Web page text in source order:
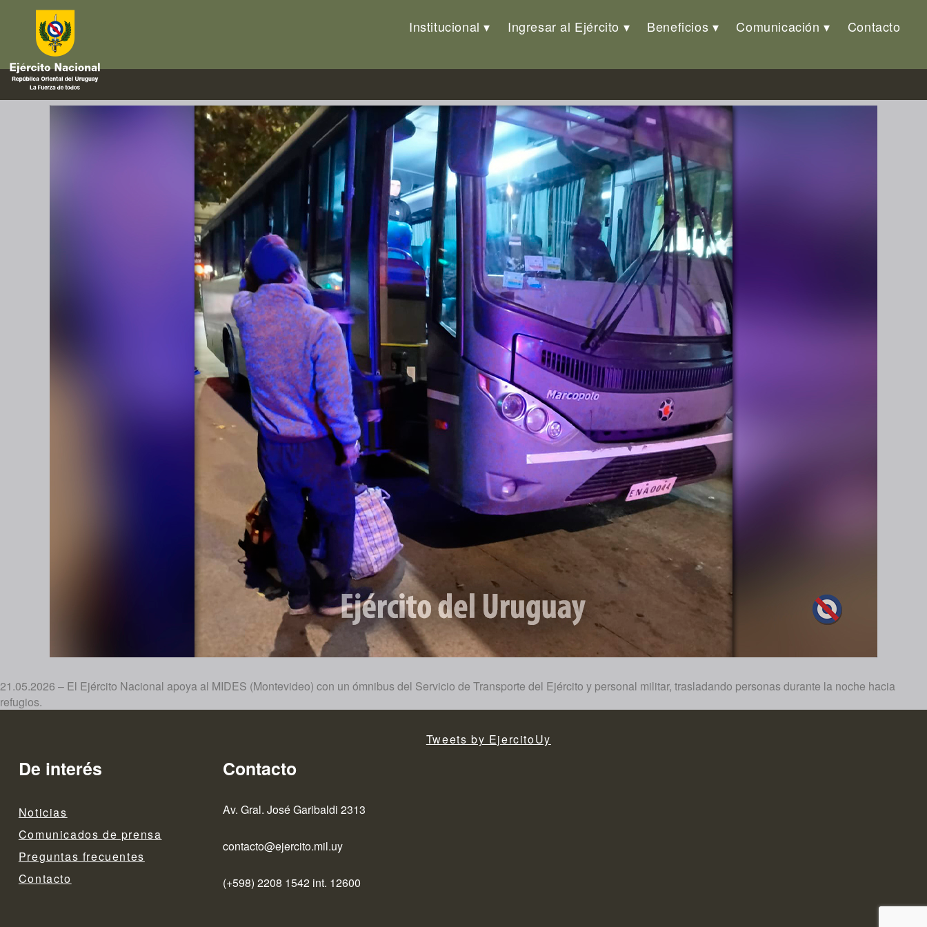
Institucional Ingresar al Ejército Beneficios Comunicación Contacto
ÓMNIBUS
Traslado de personas en situación de calle
21.05.2026 – El Ejército Nacional apoya al MIDES (Montevideo) con un ómnibus del Servicio de Transporte del Ejército y personal militar, trasladando personas durante la noche hacia
refugios.
De interés
Noticias
Comunicados de prensa
Preguntas frecuentes
Contacto
Contacto
Av. Gral. José Garibaldi 2313
contacto@ejercito.mil.uy
(+598) 2208 1542 int. 12600
Tweets by EjercitoUy